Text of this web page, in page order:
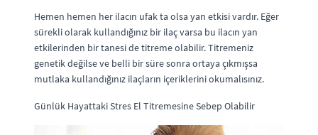
Hemen hemen her ilacın ufak ta olsa yan etkisi vardır. Eğer
sürekli olarak kullandığınız bir ilaç varsa bu ilacın yan
etkilerinden bir tanesi de titreme olabilir. Titremeniz
genetik değilse ve belli bir süre sonra ortaya çıkmışsa
mutlaka kullandığınız ilaçların içeriklerini okumalısınız.
Günlük Hayattaki Stres El Titremesine Sebep Olabilir